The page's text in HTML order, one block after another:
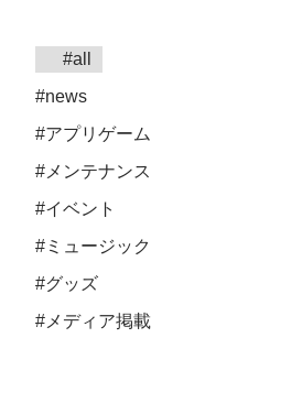
#all
#news
#アプリゲーム
#メンテナンス
#イベント
#ミュージック
#グッズ
#メディア掲載